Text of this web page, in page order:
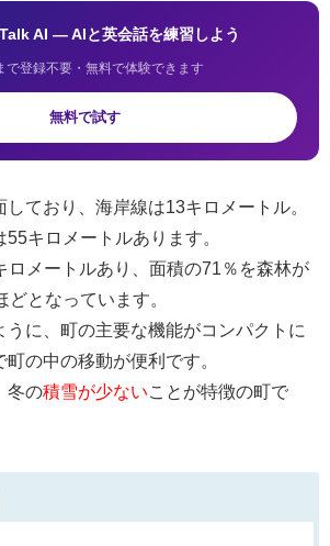
AI — AIと英会話を練習しよう
で登録不要・無料で体験できます
無料で試す
ており、海岸線は13キロメートル。
キロメートルあります。
ロメートルあり、面積の71％を森林が
となっています。
うに、町の主要な機能がコンパクトに
の中の移動が便利です。
冬の積雪が少ない ことが特徴の町で